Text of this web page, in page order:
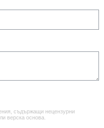
съдържащи нецензурни
верска основа.